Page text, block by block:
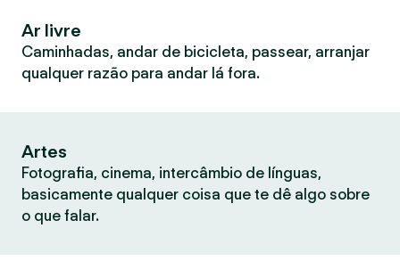
Ar livre
Caminhadas, andar de bicicleta, passear, arranjar
qualquer razão para andar lá fora.
Artes
Fotografia, cinema, intercâmbio de línguas,
basicamente qualquer coisa que te dê algo sobre
o que falar.